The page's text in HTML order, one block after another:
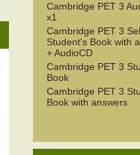
Cambridge PET 3
x1
Cambridge PET 3
Student's Book with
+ AudioCD
Cambridge PET 3
Book
Cambridge PET 3
Book with answers